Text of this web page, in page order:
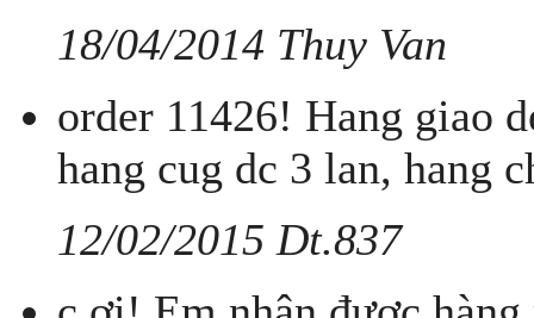
18/04/2014 Thuy Van
order 11426! Hang giao
hang cug dc 3 lan, hang
12/02/2015 Dt.837